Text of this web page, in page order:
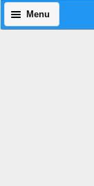
Menu